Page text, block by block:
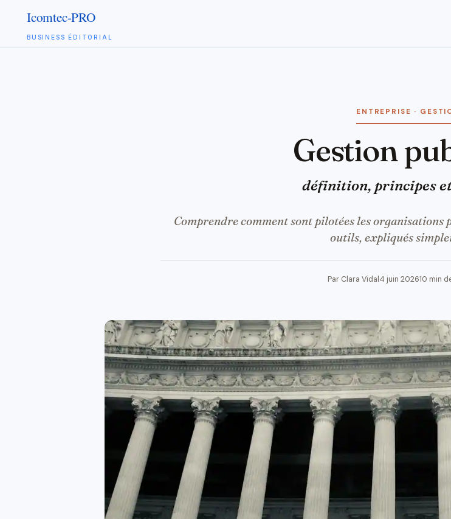
BUSINESS ÉDITORIAL
ENTREPRISE ·
Gestion
définition, principes
Comprendre comment sont pilotées les
outils, expliqués
Par Clara Vidal 4 juin 202610 min